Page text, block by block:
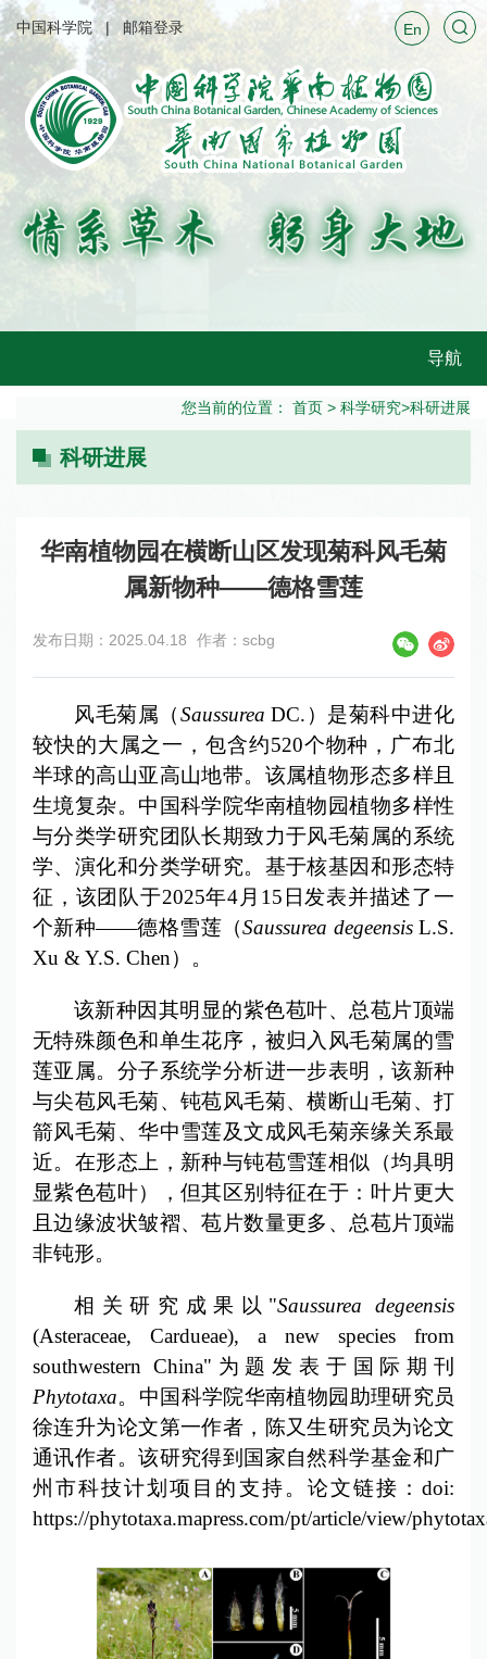
中国科学院 邮箱登录 En
导航
您当前的位置： 首页 > 科学研究>科研进展
科研进展
华南植物园在横断山区发现菊科风毛菊
属新物种——德格雪莲
发布日期：2025.04.18 作者：scbg
风毛菊属（Saussurea DC.）是菊科中进化
较快的大属之一，包含约520个物种，广布北
半球的高山亚高山地带。该属植物形态多样且
生境复杂。中国科学院华南植物园植物多样性
与分类学研究团队长期致力于风毛菊属的系统
学、演化和分类学研究。基于核基因和形态特
征，该团队于2025年4月15日发表并描述了一
个新种——德格雪莲（Saussurea degeensisL.S.
Xu & Y.S. Chen）。
该新种因其明显的紫色苞叶、总苞片顶端
无特殊颜色和单生花序，被归入风毛菊属的雪
莲亚属。分子系统学分析进一步表明，该新种
与尖苞风毛菊、钝苞风毛菊、横断山毛菊、打
箭风毛菊、华中雪莲及文成风毛菊亲缘关系最
近。在形态上，新种与钝苞雪莲相似（均具明
显紫色苞叶），但其区别特征在于：叶片更大
且边缘波状皱褶、苞片数量更多、总苞片顶端
非钝形。
相关研究成果以"Saussurea degeensis
(Asteraceae, Cardueae), a new species from
southwestern China"为题发表于国际期刊
Phytotaxa。中国科学院华南植物园助理研究员
徐连升为论文第一作者，陈又生研究员为论文
通讯作者。该研究得到国家自然科学基金和广
州市科技计划项目的支持。论文链接：doi:
https://phytotaxa.mapress.com/pt/article/view/